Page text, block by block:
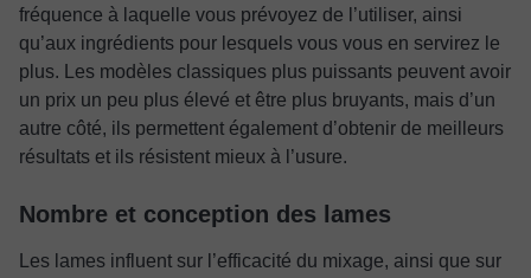
fréquence à laquelle vous prévoyez de l’utiliser, ainsi
qu’aux ingrédients pour lesquels vous vous en servirez le
plus. Les modèles classiques plus puissants peuvent avoir
un prix un peu plus élevé et être plus bruyants, mais d’un
autre côté, ils permettent également d’obtenir de meilleurs
résultats et ils résistent mieux à l’usure.
Nombre et conception des lames
Les lames influent sur l’efficacité du mixage, ainsi que sur